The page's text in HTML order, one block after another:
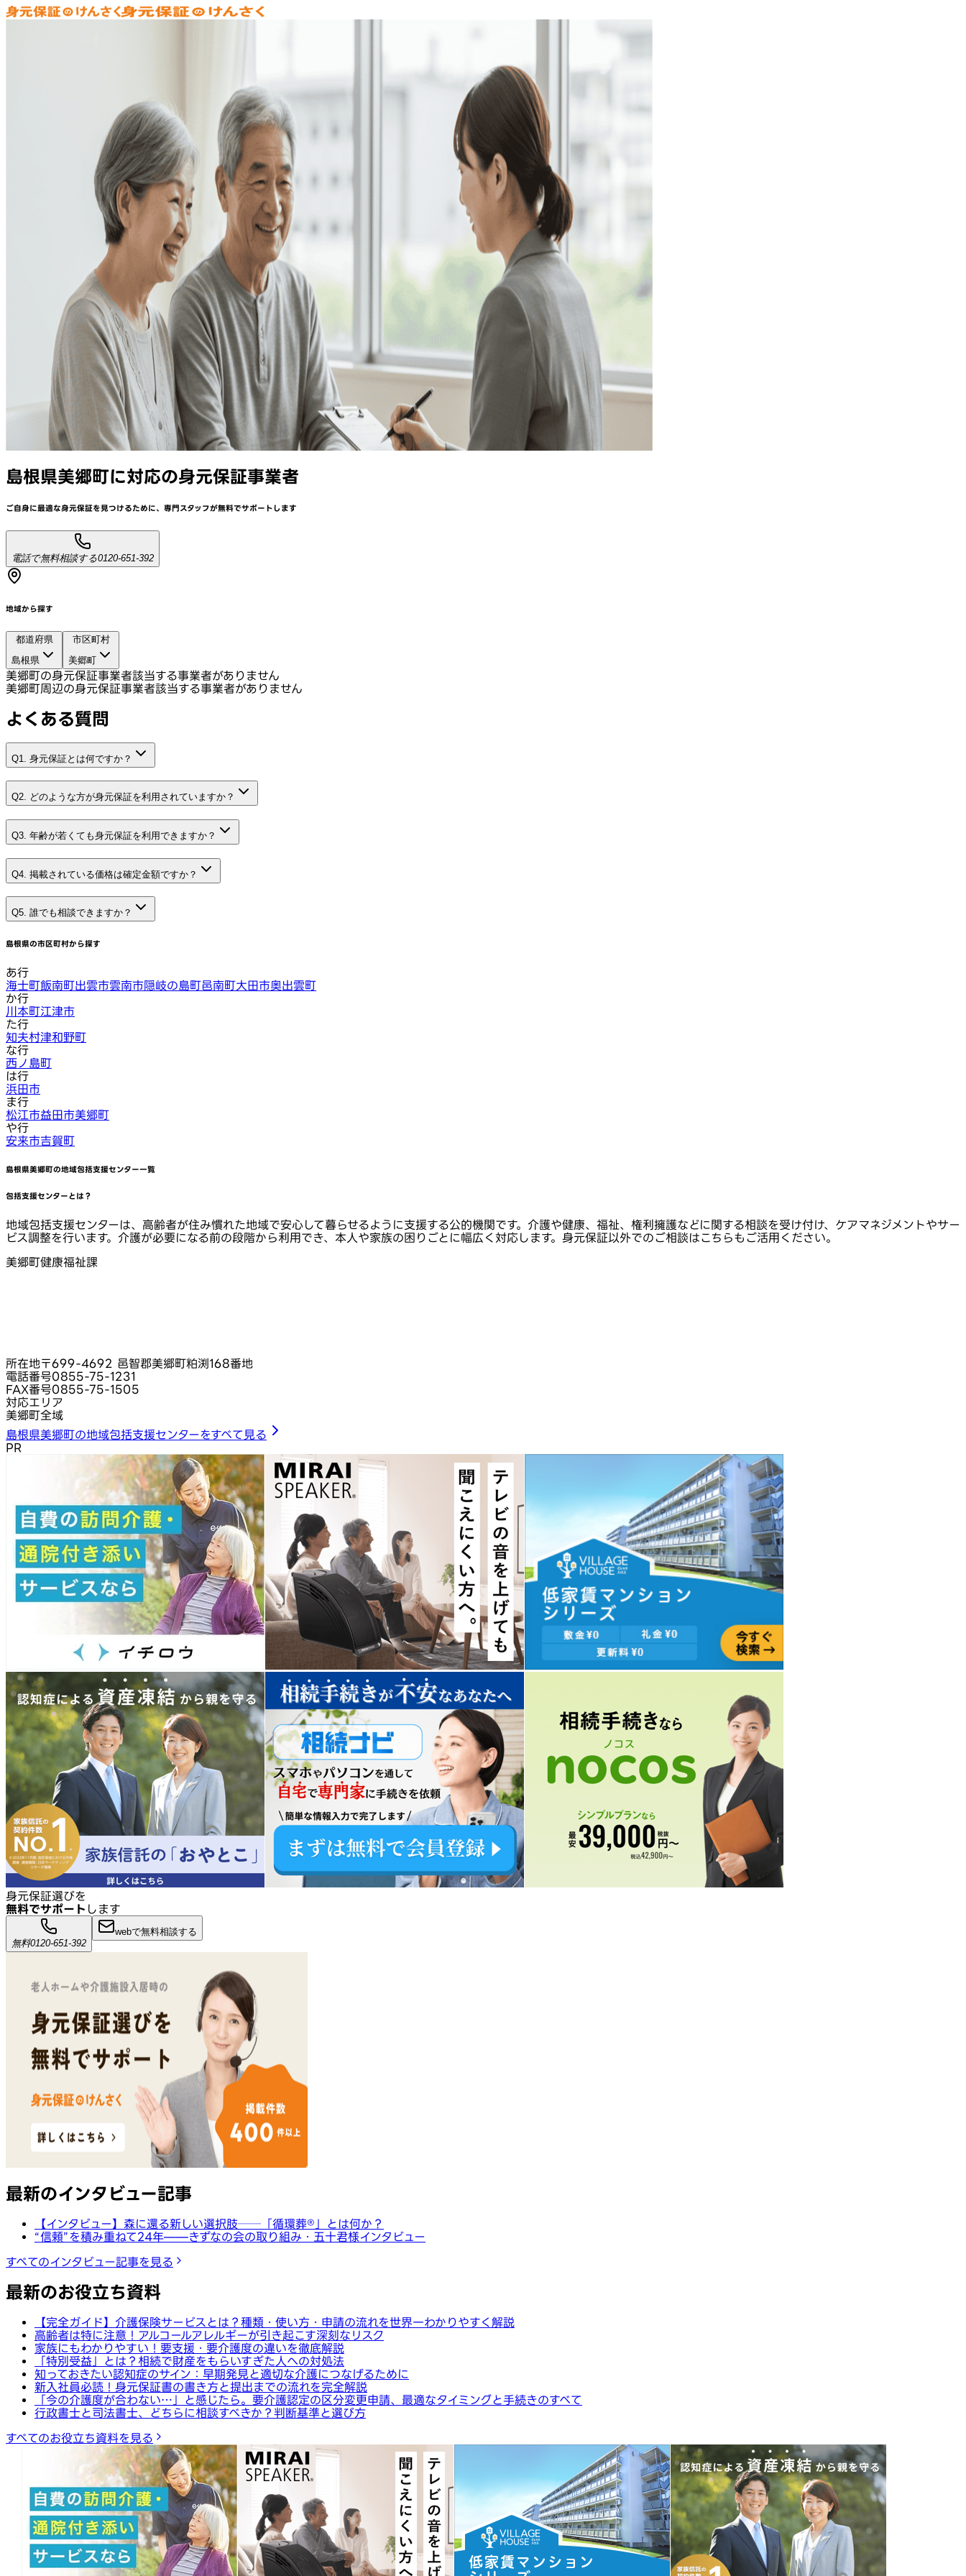
島根県美郷町に対応の身元保証事業者
ご自身に最適な身元保証を見つけるために、 専門スタッフが無料でサポートします
電話で無料相談する0120-651-392
地域から探す
都道府県
島根県
市区町村
美郷町
美郷町の身元保証事業者該当する事業者がありません
美郷町周辺の身元保証事業者該当する事業者がありません
よくある質問
Q1. 身元保証とは何ですか？
Q2. どのような方が身元保証を利用されていますか？
Q3. 年齢が若くても身元保証を利用できますか？
Q4. 掲載されている価格は確定金額ですか？
Q5. 誰でも相談できますか？
島根県の市区町村から探す
あ行
海士町飯南町出雲市雲南市隠岐の島町邑南町大田市奥出雲町
か行
川本町江津市
た行
知夫村津和野町
な行
西ノ島町
は行
浜田市
ま行
松江市益田市美郷町
や行
安来市吉賀町
島根県美郷町の地域包括支援センター一覧
包括支援センターとは？
地域包括支援センターは、高齢者が住み慣れた地域で安心して暮らせるように支援する公的機関です。介護や健康、福祉、権利擁護などに関する相談を受け付け、ケアマネジメントやサー
ビス調整を行います。介護が必要になる前の段階から利用でき、本人や家族の困りごとに幅広く対応します。身元保証以外でのご相談はこちらもご活用ください。
美郷町健康福祉課
所在地〒699-4692 邑智郡美郷町粕渕168番地
電話番号0855-75-1231
FAX番号0855-75-1505
対応エリア
美郷町全域
島根県美郷町の地域包括支援センターをすべて見る
PR
身元保証選びを
無料でサポート します
無料0120-651-392
webで無料相談する
最新のインタビュー記事
【インタビュー】森に還る新しい選択肢──「循環葬®︎」とは何か？
“信頼”を積み重ねて24年——きずなの会の取り組み・五十君様インタビュー
すべてのインタビュー記事を見る
最新のお役立ち資料
【完全ガイド】介護保険サービスとは？種類・使い方・申請の流れを世界一わかりやすく解説
高齢者は特に注意！アルコールアレルギーが引き起こす深刻なリスク
家族にもわかりやすい！要支援・要介護度の違いを徹底解説
「特別受益」とは？相続で財産をもらいすぎた人への対処法
知っておきたい認知症のサイン：早期発見と適切な介護につなげるために
新入社員必読！身元保証書の書き方と提出までの流れを完全解説
「今の介護度が合わない…」と感じたら。要介護認定の区分変更申請、最適なタイミングと手続きのすべて
行政書士と司法書士、どちらに相談すべきか？判断基準と選び方
すべてのお役立ち資料を見る